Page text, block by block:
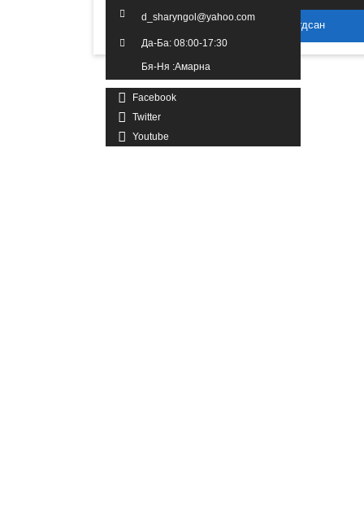
d_sharyngol@yahoo.com
Да-Ба: 08:00-17:30
Бя-Ня :Амарна
Facebook
Twitter
Youtube
2016 он. Бүх эрх хуулиар хамгаалагдсан